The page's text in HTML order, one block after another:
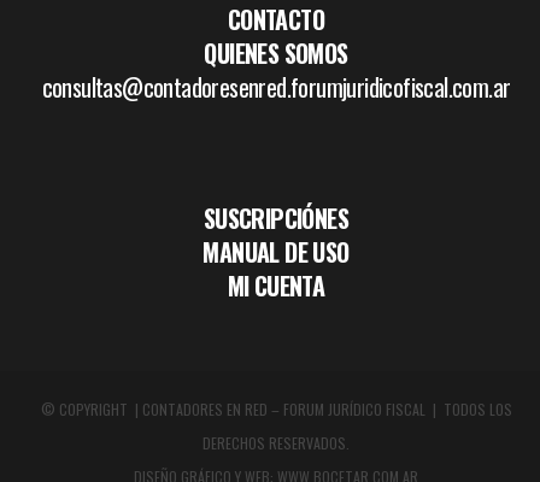
CONTACTO
QUIENES SOMOS
consultas@contadoresenred.forumjuridicofiscal.com.ar
SUSCRIPCIÓNES
MANUAL DE USO
MI CUENTA
© COPYRIGHT | CONTADORES EN RED – FORUM JURÍDICO FISCAL | TODOS LOS
DERECHOS RESERVADOS.
DISEÑO GRÁFICO Y WEB: WWW.BOCETAR.COM.AR